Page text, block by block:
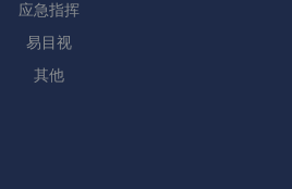
应急指挥
易目视
其他